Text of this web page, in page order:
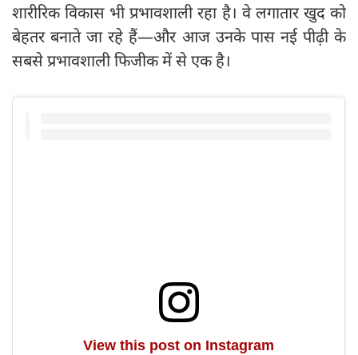
शारीरिक विकास भी प्रभावशाली रहा है। वे लगातार खुद को
बेहतर बनाते जा रहे हैं—और आज उनके पास नई पीढ़ी के
सबसे प्रभावशाली फिजीक में से एक है।
View this post on Instagram